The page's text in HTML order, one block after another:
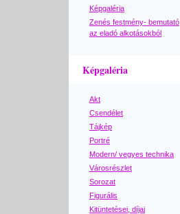
Képgaléria
Zenés festmény- bemutató
az eladó alkotásokból
Képgaléria
Akt
Csendélet
Tájkép
Portré
Modern/ vegyes technika
Városrészlet
Sorozat
Figurális
Kitüntetései, díjai